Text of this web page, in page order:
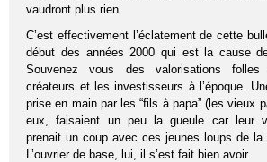
vaudront plus rien.
C’est effectivement l’éclatement de cette
début des années 2000 qui est la cause
Souvenez vous des valorisations
créateurs et les investisseurs à l’époque.
prise en main par les “fils à papa” (les vieux
eux, faisaient un peu la gueule car leur
prenait un coup avec ces jeunes loups de la
L’ouvrier de base, lui, il s’est fait bien avoir.